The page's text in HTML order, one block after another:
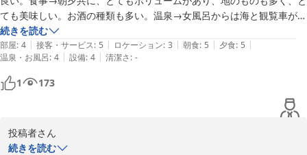
-----------------------------------------
【海鮮おまかせプラン】
あわびソテー　海鮮陶板　鯛釜めし
【地魚と常陸牛よくばりプラン】
はまぐり焼　常陸牛陶板　常陸牛釜めし
-----------------------------------------
2025-05-13
またいつでもお待ちしております♪
-----------------------------------------
【カップル・女子会プラン】
-----------------------------------------
〜春のネモフィラ　秋のコキア〜
ても美味しい。お酒の種類も多い。温泉→女風呂からは海と観覧車が見
える。男風呂は、ジェット風呂が良い。その他→宿のご主人が気さくな
感じで観光案内などをしてもらい楽しい。アットホーム感がある。
続きを読む
部屋: 4 | 接客・サービス: 5 | ロケーション: 3 | 朝食: 5 | 夕食: 5 |
温泉・お風呂: 4 | 設備: 4 | 清潔さ: -
1 173
投稿者さん
続きを読む